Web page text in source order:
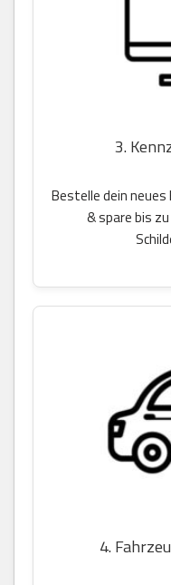
3.
Bestelle dein neues
& spare bis
4.